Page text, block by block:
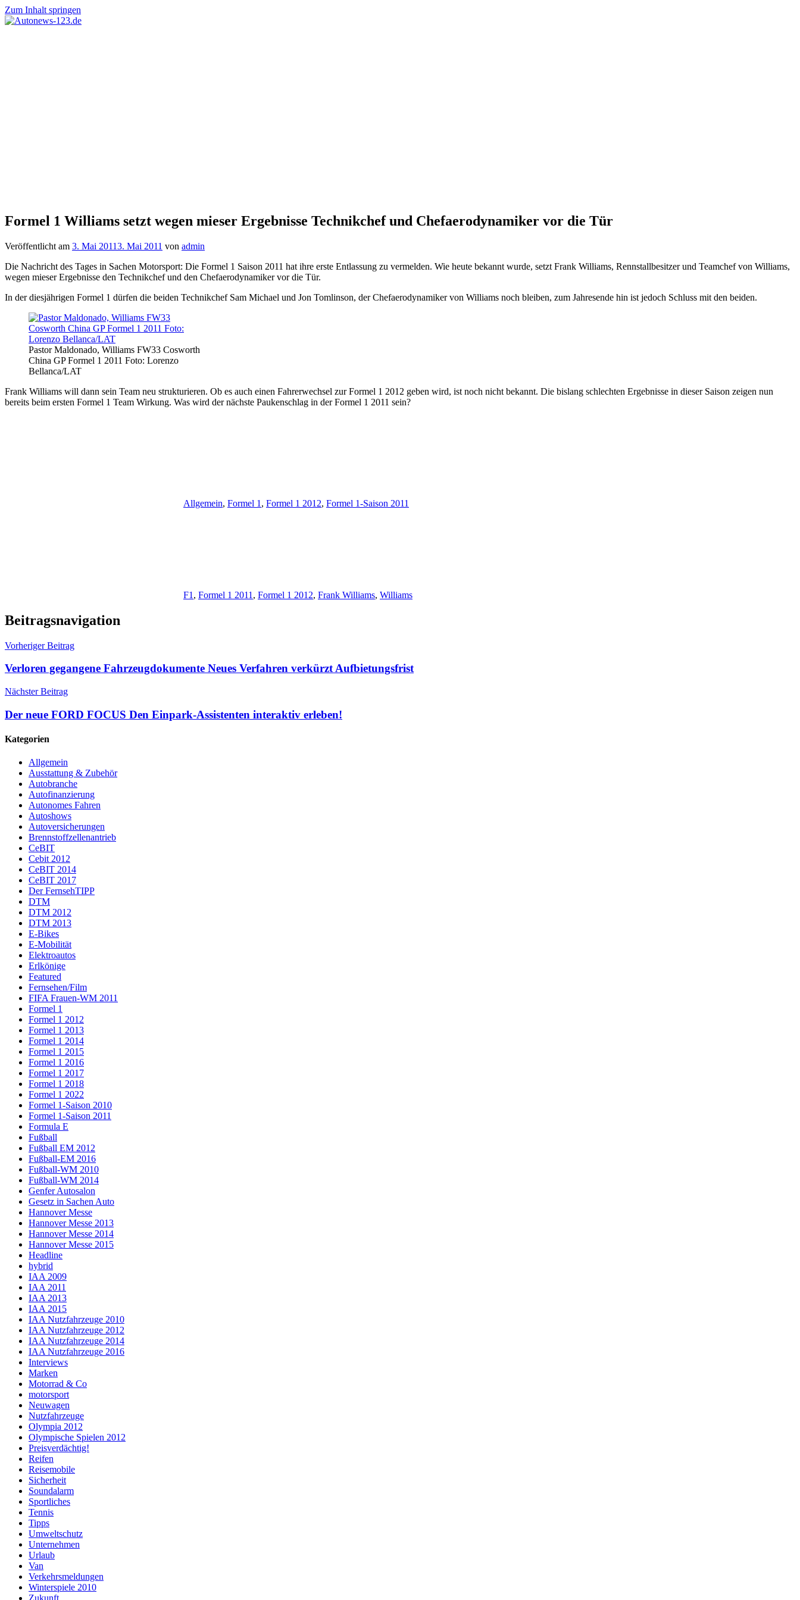
Zum Inhalt springen
Formel 1 Williams setzt wegen mieser Ergebnisse Technikchef und Chefaerodynamiker vor die Tür
Veröffentlicht am 3. Mai 20113. Mai 2011 von admin
Die Nachricht des Tages in Sachen Motorsport: Die Formel 1 Saison 2011 hat ihre erste Entlassung zu vermelden. Wie heute bekannt wurde, setzt Frank Williams, Rennstallbesitzer und Teamchef von Williams,
wegen mieser Ergebnisse den Technikchef und den Chefaerodynamiker vor die Tür.
In der diesjährigen Formel 1 dürfen die beiden Technikchef Sam Michael und Jon Tomlinson, der Chefaerodynamiker von Williams noch bleiben, zum Jahresende hin ist jedoch Schluss mit den beiden.
Pastor Maldonado, Williams FW33 Cosworth
China GP Formel 1 2011 Foto: Lorenzo
Bellanca/LAT
Frank Williams will dann sein Team neu strukturieren. Ob es auch einen Fahrerwechsel zur Formel 1 2012 geben wird, ist noch nicht bekannt. Die bislang schlechten Ergebnisse in dieser Saison zeigen nun
bereits beim ersten Formel 1 Team Wirkung. Was wird der nächste Paukenschlag in der Formel 1 2011 sein?
Allgemein, Formel 1 , Formel 1 2012, Formel 1-Saison 2011
F1 , Formel 1 2011 , Formel 1 2012, Frank Williams, Williams
Beitragsnavigation
Vorheriger Beitrag
Verloren gegangene Fahrzeugdokumente Neues Verfahren verkürzt Aufbietungsfrist
Nächster Beitrag
Der neue FORD FOCUS Den Einpark-Assistenten interaktiv erleben!
Kategorien
Allgemein
Ausstattung & Zubehör
Autobranche
Autofinanzierung
Autonomes Fahren
Autoshows
Autoversicherungen
Brennstoffzellenantrieb
CeBIT
Cebit 2012
CeBIT 2014
CeBIT 2017
Der FernsehTIPP
DTM
DTM 2012
DTM 2013
E-Bikes
E-Mobilität
Elektroautos
Erlkönige
Featured
Fernsehen/Film
FIFA Frauen-WM 2011
Formel 1
Formel 1 2012
Formel 1 2013
Formel 1 2014
Formel 1 2015
Formel 1 2016
Formel 1 2017
Formel 1 2018
Formel 1 2022
Formel 1-Saison 2010
Formel 1-Saison 2011
Formula E
Fußball
Fußball EM 2012
Fußball-EM 2016
Fußball-WM 2010
Fußball-WM 2014
Genfer Autosalon
Gesetz in Sachen Auto
Hannover Messe
Hannover Messe 2013
Hannover Messe 2014
Hannover Messe 2015
Headline
hybrid
IAA 2009
IAA 2011
IAA 2013
IAA 2015
IAA Nutzfahrzeuge 2010
IAA Nutzfahrzeuge 2012
IAA Nutzfahrzeuge 2014
IAA Nutzfahrzeuge 2016
Interviews
Marken
Motorrad & Co
motorsport
Neuwagen
Nutzfahrzeuge
Olympia 2012
Olympische Spielen 2012
Preisverdächtig!
Reifen
Reisemobile
Sicherheit
Soundalarm
Sportliches
Tennis
Tipps
Umweltschutz
Unternehmen
Urlaub
Van
Verkehrsmeldungen
Winterspiele 2010